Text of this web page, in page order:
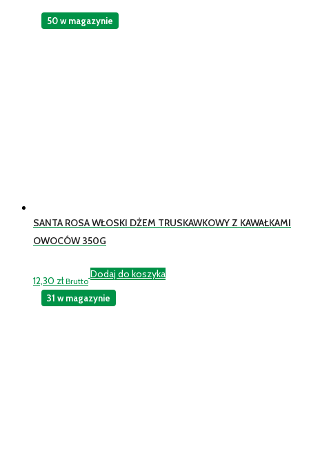
SANTA ROSA WŁOSKI DŻEM TRUSKAWKOWY Z KAWAŁKAMI
OWOCÓW 350G
12,30 zł Brutto
Dodaj do koszyka
50 w magazynie
31 w magazynie